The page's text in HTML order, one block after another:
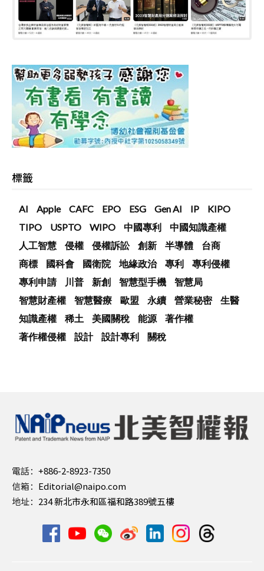
標籤
AI Apple CAFC EPO ESG Gen AI IP
KIPO
TIPO
USPTO WIPO 中國專利
中國知識產權
人工智慧
侵權 侵權訴訟 創新 半導體
台商
商標
國科會 國衛院 地緣政治 專利
專利侵權
專利申請
川普 新創 智慧型手機
智慧局
智慧財產權
智慧醫療 歐盟 永續 營業秘密
生醫
知識產權
稀土 美國關稅 能源
著作權
著作權侵權
設計 設計專利 關稅
電話： +886-2-8923-7350
信箱： Editorial@naipo.com
地址： 234 新北市永和區福和路389號五樓